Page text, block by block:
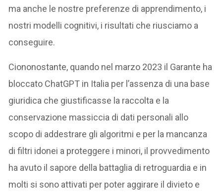
ma anche le nostre preferenze di apprendimento, i
nostri modelli cognitivi, i risultati che riusciamo a
conseguire.
Ciononostante, quando nel marzo 2023 il Garante ha
bloccato ChatGPT in Italia per l’assenza di una base
giuridica che giustificasse la raccolta e la
conservazione massiccia di dati personali allo
scopo di addestrare gli algoritmi e per la mancanza
di filtri idonei a proteggere i minori, il provvedimento
ha avuto il sapore della battaglia di retroguardia e in
molti si sono attivati per poter aggirare il divieto e